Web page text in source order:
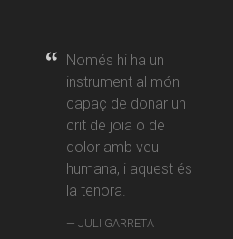
Només hi ha un
instrument al món
capaç de donar un
crit de joia o de
dolor amb veu
humana, i aquest és
la tenora.
JULI GARRETA